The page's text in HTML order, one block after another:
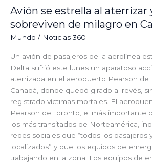
Avión se estrella al aterrizar
sobreviven de milagro en
Mundo / Noticias 360
Un avión de pasajeros de la aerolínea
Delta sufrió este lunes un aparatoso
aterrizaba en el aeropuerto Pearson de
Canadá, donde quedó girado al revés,
registrado víctimas mortales. El
Pearson de Toronto, el más importante
los más transitados de Norteamérica,
redes sociales que “todos los pasajeros
localizados” y que los equipos de
trabajando en la zona. Los equipos de
Canadá